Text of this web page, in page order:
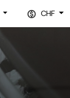
CHF